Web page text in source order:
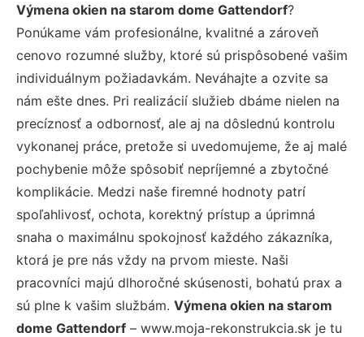
Výmena okien na starom dome Gattendorf?
Ponúkame vám profesionálne, kvalitné a zároveň
cenovo rozumné služby, ktoré sú prispôsobené vašim
individuálnym požiadavkám. Neváhajte a ozvite sa
nám ešte dnes. Pri realizácií služieb dbáme nielen na
precíznosť a odbornosť, ale aj na dôslednú kontrolu
vykonanej práce, pretože si uvedomujeme, že aj malé
pochybenie môže spôsobiť nepríjemné a zbytočné
komplikácie. Medzi naše firemné hodnoty patrí
spoľahlivosť, ochota, korektný prístup a úprimná
snaha o maximálnu spokojnosť každého zákazníka,
ktorá je pre nás vždy na prvom mieste. Naši
pracovníci majú dlhoročné skúsenosti, bohatú prax a
sú plne k vašim službám. Výmena okien na starom
dome Gattendorf – www.moja-rekonstrukcia.sk je tu